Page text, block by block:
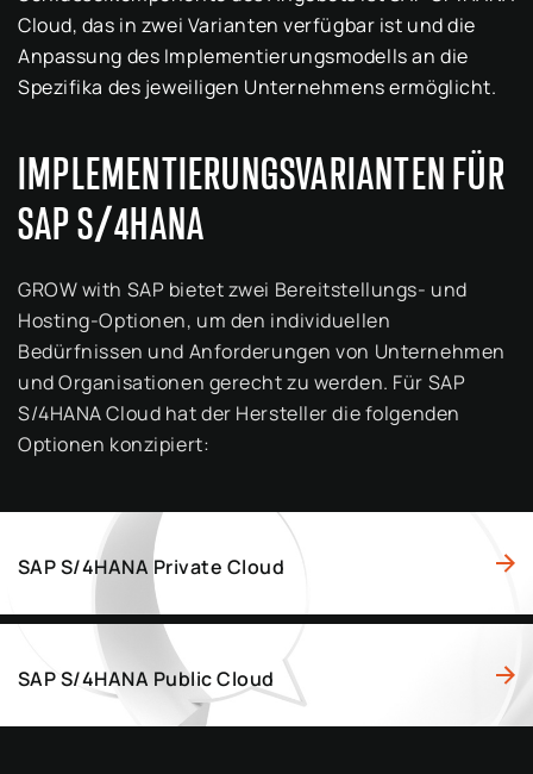
Cloud, das in zwei Varianten verfügbar ist und die
Anpassung des Implementierungsmodells an die
Spezifika des jeweiligen Unternehmens ermöglicht.
IMPLEMENTIERUNGSVARIANTEN FÜR
SAP S/4HANA
GROW with SAP bietet zwei Bereitstellungs- und
Hosting-Optionen, um den individuellen
Bedürfnissen und Anforderungen von Unternehmen
und Organisationen gerecht zu werden. Für SAP
S/4HANA Cloud hat der Hersteller die folgenden
Optionen konzipiert:
SAP S/4HANA Private Cloud
SAP S/4HANA Public Cloud